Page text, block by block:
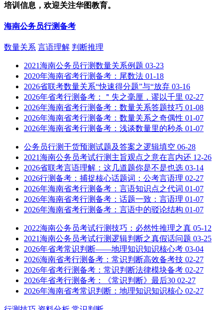
培训信息，欢迎关注华图教育。
海南公务员行测备考
数量关系 言语理解 判断推理
2021海南公务员行测数量关系例题 03-23
2020年海南省考行测备考：尾数法 01-18
2026省联考数量关系“快速得分题”与“放弃 03-16
2026年省考行测备考：＂失之毫厘，谬以千里 02-27
2026年海南省考行测备考：数量关系答题技巧 01-08
2026年海南省考行测备考：数量关系之奇偶性 01-07
2026年海南省考行测备考：浅谈数量里的秒杀 01-07
公务员行测干货预测试题及答案之逻辑填空 06-28
2021海南公务员考试行测主旨观点之意在言内还 12-26
2026省联考言语理解：这几道题你是不是也选 03-14
2026行测备考：捕捉核心话题词：公考言语理 02-27
2026年海南省考行测备考：言语知识点之代词 01-07
2026年海南省考行测备考：话题一致：言语理 01-07
2026年海南省考行测备考：言语中的驳论结构 01-07
2022海南公务员考试行测技巧：必然性推理之真 05-12
2021海南公务员考试行测逻辑判断之真假话问题 03-25
2026年省考常识判断——地理知识知识核心考 03-04
2026海南省考行测备考：常识判断高效备考技 02-27
2026年省考行测备考：常识判断法律模块备考 02-27
2026年省考行测备考：《常识判断》最后30 02-27
2026年海南省考常识判断：地理知识知识核心 02-27